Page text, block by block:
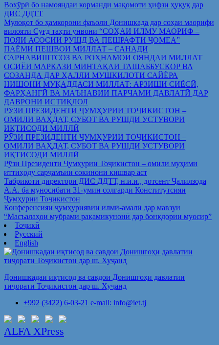
Вохўрӣ бо намояндаи корманди мақомоти ҳифзи ҳуқуқ дар
ДИС ДДТТ
Мулоқот бо ҳамкорони фаъоли Донишкада дар соҳаи маорифи
вилояти Суғд таҳти унвони “СОҲАИ ИЛМУ МАОРИФ –
ПОЯИ АСОСИИ РУШД ВА ПЕШРАФТИ ҶОМЕА”
ПАЁМИ ПЕШВОИ МИЛЛАТ – САНАДИ
САРНАВИШТСОЗ ВА РОҲНАМОИ ОЯНДАИ МИЛЛАТ
ОСИЁИ МАРКАЗӢ МИНТАҚАИ ТАШАББУСКОР ВА
СОЗАНДА ДАР ҲАЛЛИ МУШКИЛОТИ САЙЁРА
НИШОНИ МУҚАДДАСИ МИЛЛАТ: АРЗИШИ СИЁСӢ,
ФАРҲАНГӢ ВА МАЪНАВИИ ПАРЧАМИ ДАВЛАТӢ ДАР
ДАВРОНИ ИСТИҚЛОЛ
РӮЗИ ПРЕЗИДЕНТИ ҶУМҲУРИИ ТОҶИКИСТОН –
ОМИЛИ ВАҲДАТ, СУБОТ ВА РУШДИ УСТУВОРИ
ИҚТИСОДИ МИЛЛӢ
РӮЗИ ПРЕЗИДЕНТИ ҶУМҲУРИИ ТОҶИКИСТОН –
ОМИЛИ ВАҲДАТ, СУБОТ ВА РУШДИ УСТУВОРИ
ИҚТИСОДИ МИЛЛӢ
Рўзи Президенти Ҷумҳурии Тоҷикистон – омили муҳими
иттиҳоду сарҷамъии сокинони кишвар аст
Табрикоти директори ДИС ДДТТ, н.и.и., дотсент Ҷалилзода
А.А. ба муносибати 31-умин солгарди Конститутсияи
Ҷумҳурии Тоҷикистон
Конференсияи ҷумҳуриявии илмӣ-амалӣ дар мавзуи
“Масъалаҳои мубрами рақамикунонӣ дар бонкдории муосир”
Тоҷикӣ
Русский
English
Донишкадаи иқтисод ва савдои Донишгоҳи давлатии
тиҷорати Тоҷикистон дар ш. Хуҷанд
+992 (3422) 6-03-21 e-mail: info@iet.tj
ALFA XPress